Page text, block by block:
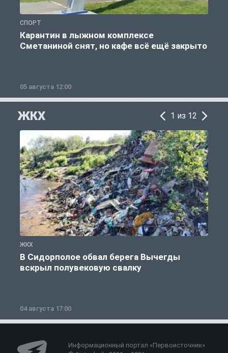
СПОРТ
Карантин в лыжном комплексе
Сметаниной снят, но кафе всё ещё закрыто
05 августа 12:00
ЖКХ 1 из 12
ЖКХ
В Сидорполое обвал берега Вычегды
вскрыл полувековую свалку
04 августа 17:00
Информационный портал «Первоисточник»